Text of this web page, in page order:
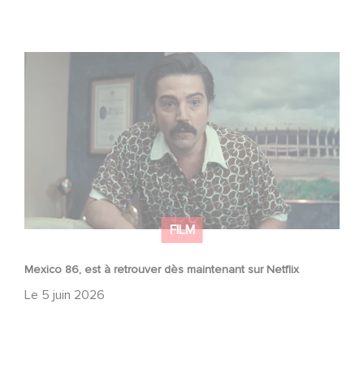
FILM
Mexico 86, est à retrouver dès maintenant sur Netflix
Le 5 juin 2026
Mexico 86, est à retrouver dès maintenant sur Netflix